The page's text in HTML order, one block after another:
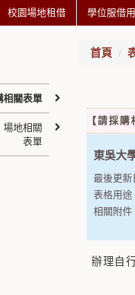
校園場地租借 學位服借用
首頁
【請採
東吳大
最後更新
表格用途
相關附件
辦理自
相關表單
場地相關
表單